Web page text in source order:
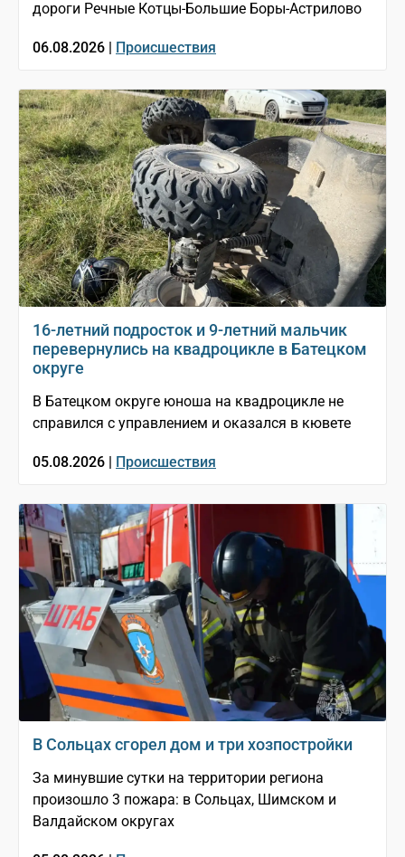
дороги Речные Котцы-Большие Боры-Астрилово
06.08.2026 | Происшествия
16-летний подросток и 9-летний мальчик
перевернулись на квадроцикле в Батецком
округе
В Батецком округе юноша на квадроцикле не
справился с управлением и оказался в кювете
05.08.2026 | Происшествия
В Сольцах сгорел дом и три хозпостройки
За минувшие сутки на территории региона
произошло 3 пожара: в Сольцах, Шимском и
Валдайском округах